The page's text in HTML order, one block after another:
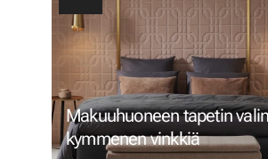
Makuuhuoneen tapetin
kymmenen vinkkiä